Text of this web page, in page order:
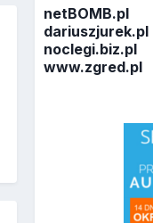
netBOMB.pl
dariuszjurek.pl
noclegi.biz.pl
www.zgred.pl